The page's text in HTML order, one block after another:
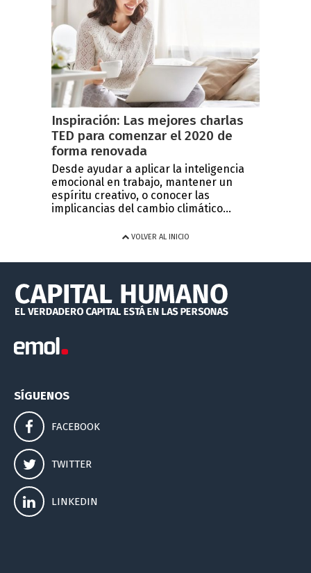
Inspiración: Las mejores charlas
TED para comenzar el 2020 de
forma renovada
Desde ayudar a aplicar la inteligencia
emocional en trabajo, mantener un
espíritu creativo, o conocer las
implicancias del cambio climático...
VOLVER AL INICIO
SÍGUENOS
FACEBOOK
TWITTER
LINKEDIN